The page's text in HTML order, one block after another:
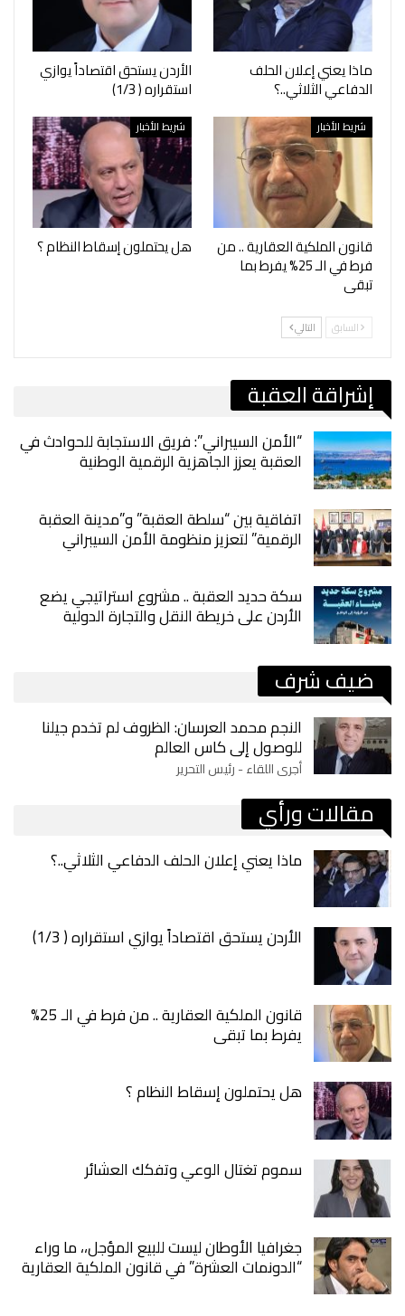
ماذا يعني إعلان الحلف
الدفاعي الثلاثي..؟
الأردن يستحق اقتصاداً يوازي
استقراره ( 1/3)
شريط الأخبار
قانون الملكية العقارية .. من
فرط في الـ 25% يفرط بما
تبقى
شريط الأخبار
هل يحتملون إسقاط النظام ؟
السابق التالي
إشراقة العقبة
“الأمن السيبراني”: فريق الاستجابة للحوادث في
العقبة يعزز الجاهزية الرقمية الوطنية
اتفاقية بين “سلطة العقبة” و”مدينة العقبة
الرقمية” لتعزيز منظومة الأمن السيبراني
سكة حديد العقبة .. مشروع استراتيجي يضع
الأردن على خريطة النقل والتجارة الدولية
ضيف شرف
النجم محمد العرسان: الظروف لم تخدم جيلنا
للوصول إلى كاس العالم
أجرى اللقاء - رئيس التحرير
مقالات ورأي
ماذا يعني إعلان الحلف الدفاعي الثلاثي..؟
الأردن يستحق اقتصاداً يوازي استقراره ( 1/3)
قانون الملكية العقارية .. من فرط في الـ 25%
يفرط بما تبقى
هل يحتملون إسقاط النظام ؟
سموم تغتال الوعي وتفكك العشائر
جغرافيا الأوطان ليست للبيع المؤجل،، ما وراء
“الدونمات العشرة” في قانون الملكية العقارية